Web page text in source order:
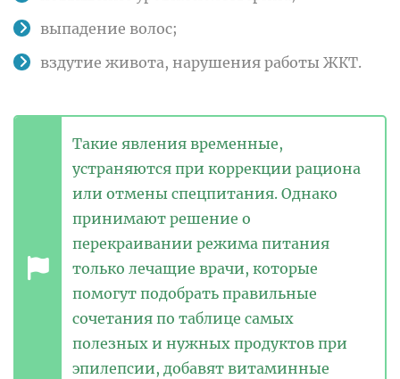
выпадение волос;
вздутие живота, нарушения работы ЖКТ.
Такие явления временные,
устраняются при коррекции рациона
или отмены спецпитания. Однако
принимают решение о
перекраивании режима питания
только лечащие врачи, которые
помогут подобрать правильные
сочетания по таблице самых
полезных и нужных продуктов при
эпилепсии, добавят витаминные